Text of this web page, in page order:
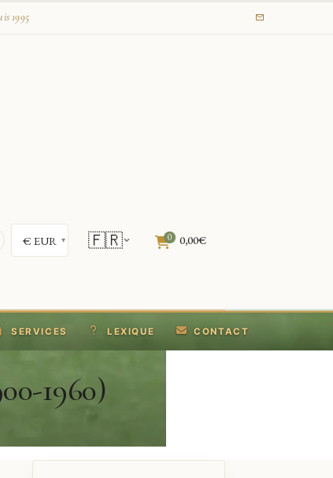
1995
🇫🇷 0 0,00€
SERVICES LEXIQUE CONTACT
1960)